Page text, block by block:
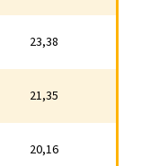
23,62
23,38
21,35
23,38
21,35
20,16